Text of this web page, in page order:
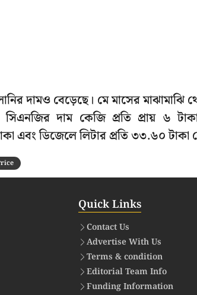
দামও বেড়েছে। মে মাসের
দাম কেজি প্রতি প্রায় ৬
এবং ডিজেলে লিটার প্রতি ৩৩.৬০
Quick Links
Contact Us
Advertise With Us
Terms & condition
Editorial Team Info
Funding Information